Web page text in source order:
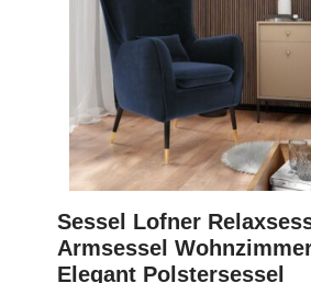
Sessel Lofner
Armsessel
Elegant Polstersessel